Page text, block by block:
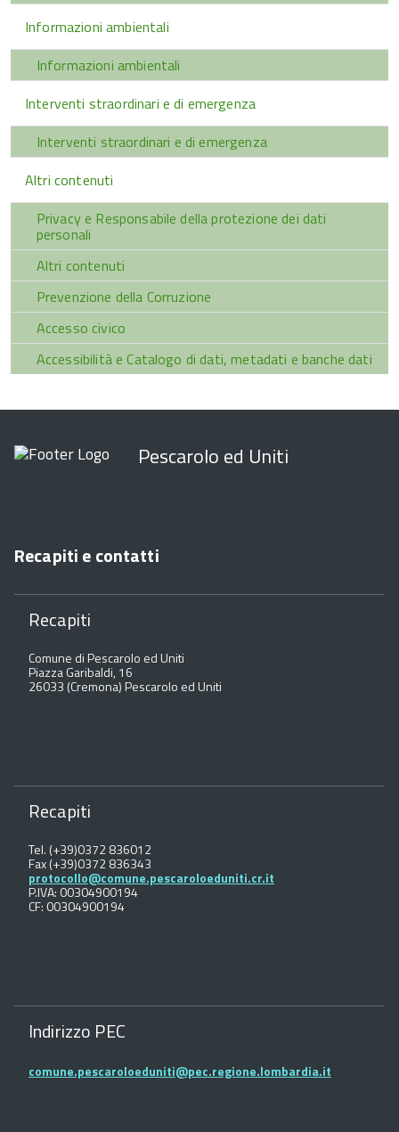
Informazioni ambientali
Informazioni ambientali
Interventi straordinari e di emergenza
Interventi straordinari e di emergenza
Altri contenuti
Privacy e Responsabile della protezione dei dati
personali
Altri contenuti
Prevenzione della Corruzione
Accesso civico
Accessibilità e Catalogo di dati, metadati e banche dati
Pescarolo ed Uniti
Recapiti e contatti
Recapiti
Comune di Pescarolo ed Uniti
Piazza Garibaldi, 16
26033 (Cremona) Pescarolo ed Uniti
Recapiti
Tel. (+39)0372 836012
Fax (+39)0372 836343
protocollo@comune.pescaroloeduniti.cr.it
P.IVA: 00304900194
CF: 00304900194
Indirizzo PEC
comune.pescaroloeduniti@pec.regione.lombardia.it